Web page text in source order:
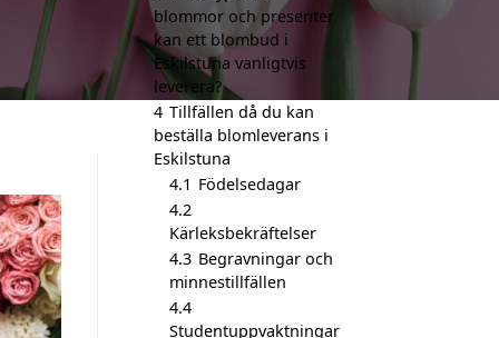
blommor och presenter
kan ett blombud i
Eskilstuna vanligtvis
leverera?
4 Tillfällen då du kan
beställa blomleverans i
Eskilstuna
4.1 Födelsedagar
4.2
Kärleksbekräftelser
4.3 Begravningar och
minnestillfällen
4.4
Studentuppvaktningar